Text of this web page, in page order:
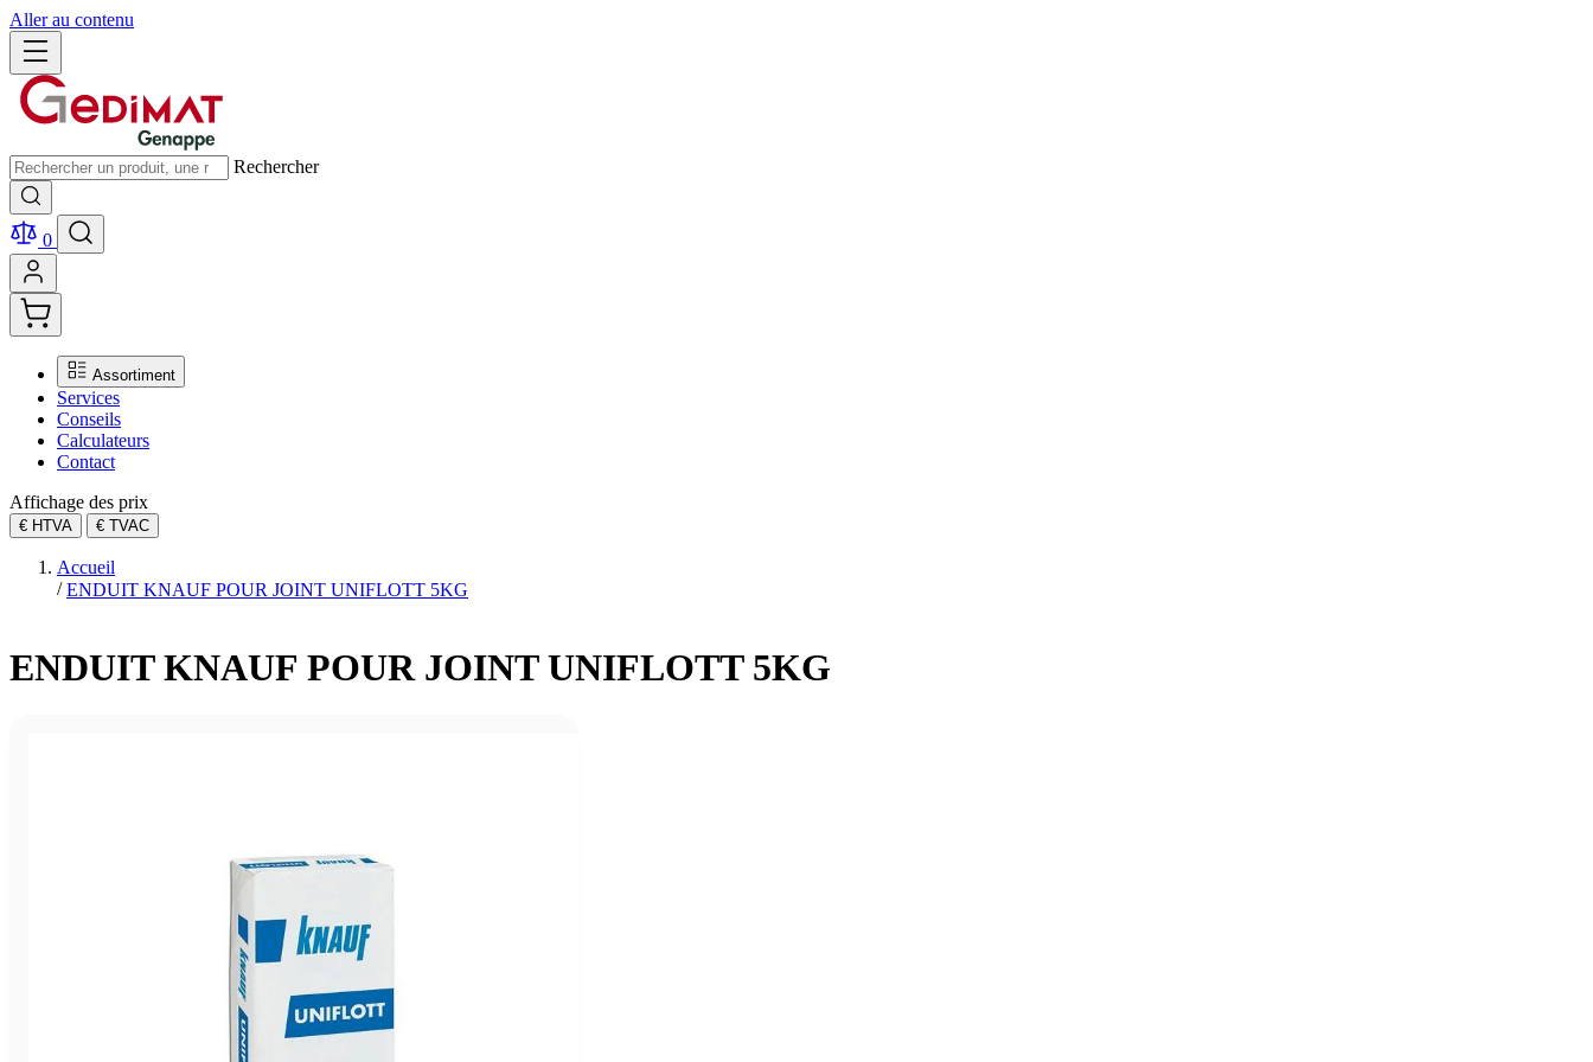
Aller au contenu
Rechercher
0
Assortiment
Services
Conseils
Calculateurs
Contact
Affichage des prix
€ HTVA € TVAC
Accueil
/ ENDUIT KNAUF POUR JOINT UNIFLOTT 5KG
ENDUIT KNAUF POUR JOINT UNIFLOTT 5KG